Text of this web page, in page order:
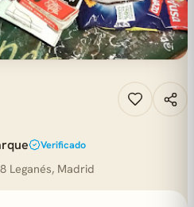
Verificado
Leganés, Madrid